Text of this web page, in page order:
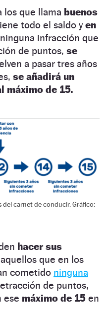
los que llama buenos
todo el saldo yen
infracción que
de puntos, se
a pasar tres años
se añadirá un
máximo de 15.
carnet de conducir. Gráfico:
hacer sus
que en los
cometido ninguna
de puntos,
ese máximo de 15 en